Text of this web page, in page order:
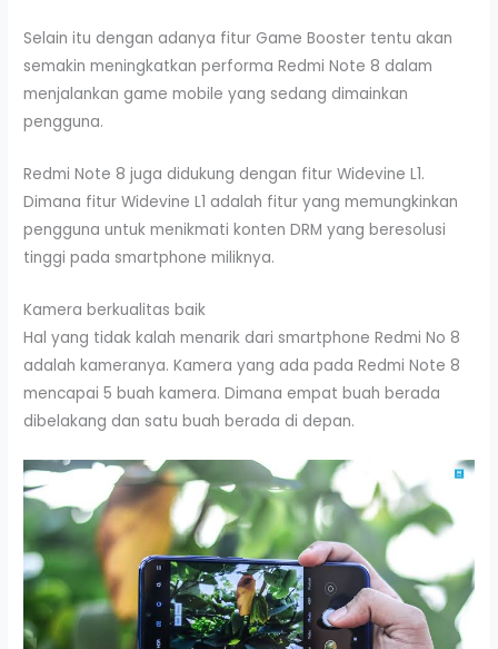
Selain itu dengan adanya fitur Game Booster tentu akan
semakin meningkatkan performa Redmi Note 8 dalam
menjalankan game mobile yang sedang dimainkan
pengguna.
Redmi Note 8 juga didukung dengan fitur Widevine L1.
Dimana fitur Widevine L1 adalah fitur yang memungkinkan
pengguna untuk menikmati konten DRM yang beresolusi
tinggi pada smartphone miliknya.
Kamera berkualitas baik
Hal yang tidak kalah menarik dari smartphone Redmi No 8
adalah kameranya. Kamera yang ada pada Redmi Note 8
mencapai 5 buah kamera. Dimana empat buah berada
dibelakang dan satu buah berada di depan.